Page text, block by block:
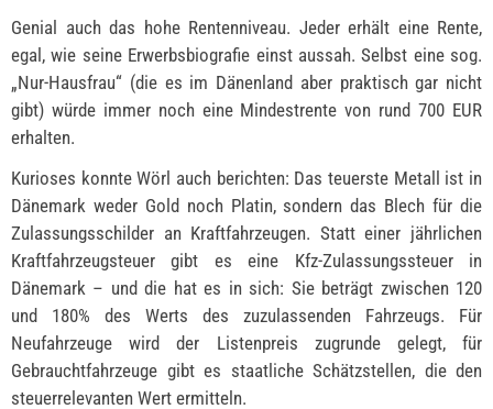
Genial auch das hohe Rentenniveau. Jeder erhält eine Rente,
egal, wie seine Erwerbsbiografie einst aussah. Selbst eine sog.
„Nur-Hausfrau“ (die es im Dänenland aber praktisch gar nicht
gibt) würde immer noch eine Mindestrente von rund 700 EUR
erhalten.
Kurioses konnte Wörl auch berichten: Das teuerste Metall ist in
Dänemark weder Gold noch Platin, sondern das Blech für die
Zulassungsschilder an Kraftfahrzeugen. Statt einer jährlichen
Kraftfahrzeugsteuer gibt es eine Kfz-Zulassungssteuer in
Dänemark – und die hat es in sich: Sie beträgt zwischen 120
und 180% des Werts des zuzulassenden Fahrzeugs. Für
Neufahrzeuge wird der Listenpreis zugrunde gelegt, für
Gebrauchtfahrzeuge gibt es staatliche Schätzstellen, die den
steuerrelevanten Wert ermitteln.